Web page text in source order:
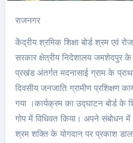
राजनगर
केंद्रीय श्रमिक शिक्षा बोर्ड श्रम एवं
सरकार क्षेत्रीय निदेशालय जमशेदपुर
प्रखंड अंतर्गत मदनासाई ग्राम के
दिवसीय जनजाति ग्रामीण प्रशिक्षण
गया ।कार्यक्रम का उद्घाटन बोर्ड के
गोप में विधिवत किया। अपने संबोधन
श्रम शक्ति के योगदान पर प्रकाश